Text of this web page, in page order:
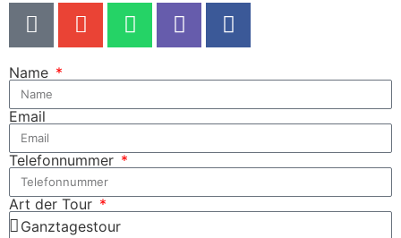
Name
Email
Telefonnummer
Art der Tour